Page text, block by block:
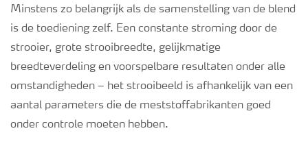
Minstens zo belangrijk als de samenstelling van de blend
is de toediening zelf. Een constante stroming door de
strooier, grote strooibreedte, gelijkmatige
breedteverdeling en voorspelbare resultaten onder alle
omstandigheden – het strooibeeld is afhankelijk van een
aantal parameters die de meststoffabrikanten goed
onder controle moeten hebben.